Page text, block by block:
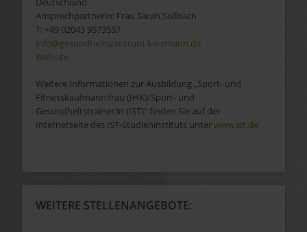
Ansprechpartnerin: Frau Sarah Sollbach
T: +49 02043 9573557
info@gesundheitszentrum-kerzmann.de
Website
Weitere Informationen zur Ausbildung „Sport- und
Fitnesskaufmann:frau (IHK)/Sport- und
Gesundheitstrainer:in (IST)“ finden Sie auf der
Internetseite des IST-Studieninstituts unterwww.ist.de
WEITERE STELLENANGEBOTE: